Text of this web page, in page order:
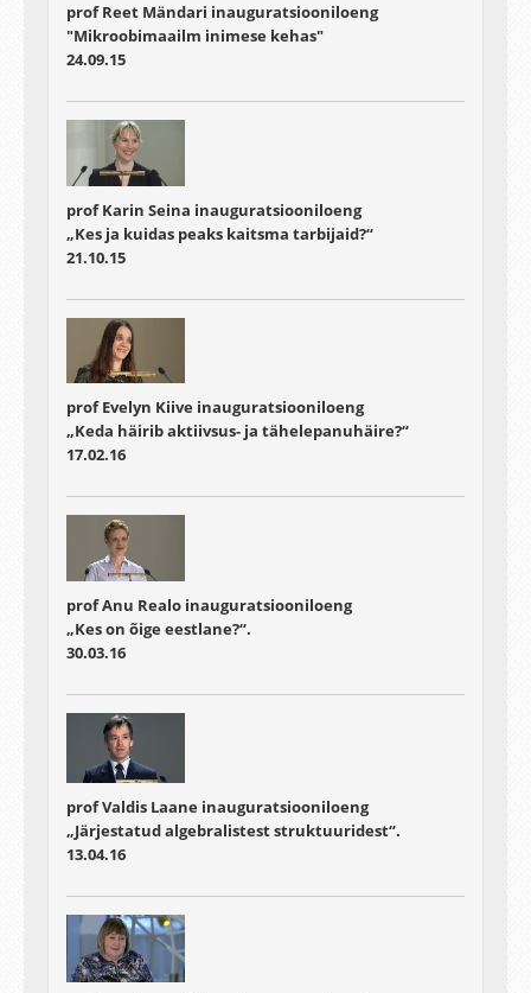
prof Reet Mändari inauguratsiooniloeng
"Mikroobimaailm inimese kehas"
24.09.15
prof Karin Seina inauguratsiooniloeng
„Kes ja kuidas peaks kaitsma tarbijaid?“
21.10.15
prof Evelyn Kiive inauguratsiooniloeng
„Keda häirib aktiivsus- ja tähelepanuhäire?“
17.02.16
prof Anu Realo inauguratsiooniloeng
„Kes on õige eestlane?“.
30.03.16
prof Valdis Laane inauguratsiooniloeng
„Järjestatud algebralistest struktuuridest“.
13.04.16